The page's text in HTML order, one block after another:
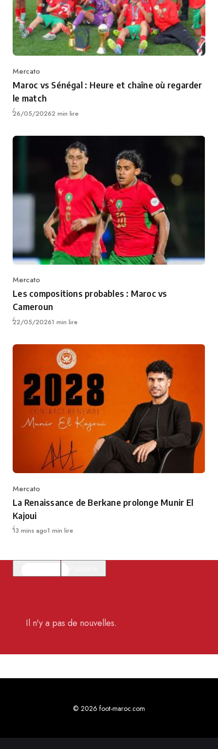
Category
Mercato
Maroc vs Sénégal : Heure et chaîne où regarder
le match
Publié
26/05/20262 min lire
Category
Mercato
Les compositions probables : Maroc vs
Cameroun
Publié
22/05/20261 min lire
Category
Mercato
La Renaissance de Berkane prolonge Munir El
Kajoui
Publié
13 mins ago1 min lire
Il n'y a pas de nouvelles.
© 2026 foot-maroc.com